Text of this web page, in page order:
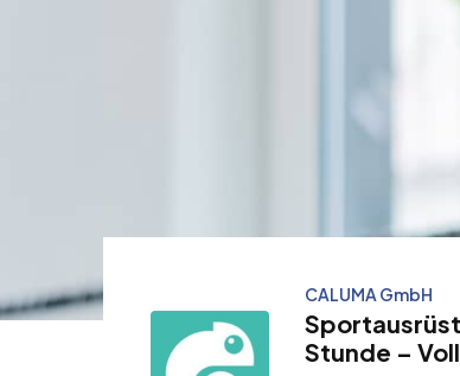
CALUMA GmbH
Stunde –